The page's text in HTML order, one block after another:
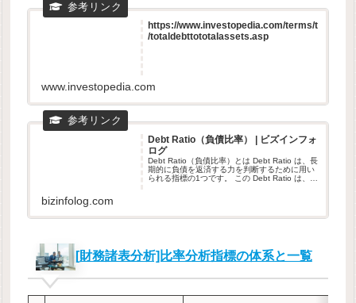
https://www.investopedia.com/terms/t
/totaldebttototalassets.asp
www.investopedia.com
Debt Ratio（負債比率） | ビズインフォ
ログ
Debt Ratio（負債比率）とは Debt Ratio は、長
期的に負債を返済する力を判断するために用い
られる指標の1つです。 この Debt Ratio は、
bizinfolog.com
[財務諸表分析]比率分析指標の体系と一覧